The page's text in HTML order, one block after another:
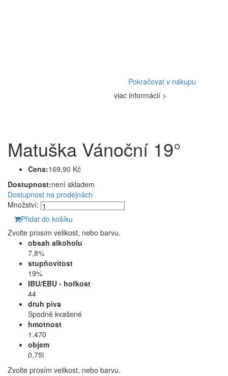
Pokračovat v nákupu
Matuška Vánoční 19°
Cena:169,90 Kč
Dostupnost:není skladem
Dostupnost na prodejnách
Množství:
Přidat do košíku
Zvolte prosím velikost, nebo barvu.
obsah alkoholu
7,8%
stupňovitost
19%
IBU/EBU - hořkost
44
druh piva
Spodně kvašené
hmotnost
1.470
objem
0,75l
Zvolte prosím velikost, nebo barvu.
viac informácií >